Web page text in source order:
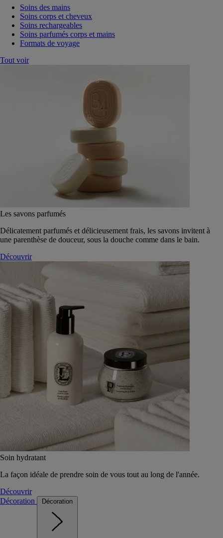
Soins des mains
Soins corps et cheveux
Soins rechargeables
Soins parfumés corps et mains
Formats de voyage
Tout voir
Les savons parfumés
Délicatement parfumés et délicieusement frais, les savons invitent à
une parenthèse de douceur, sous la douche comme dans le bain.
Découvrir
Soin hydratant
La façon idéale de prendre soin de vous tout au long de l'année.
Découvrir
Décoration
Décoration